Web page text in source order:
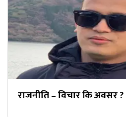
राजनीति – विचार कि अवसर ?